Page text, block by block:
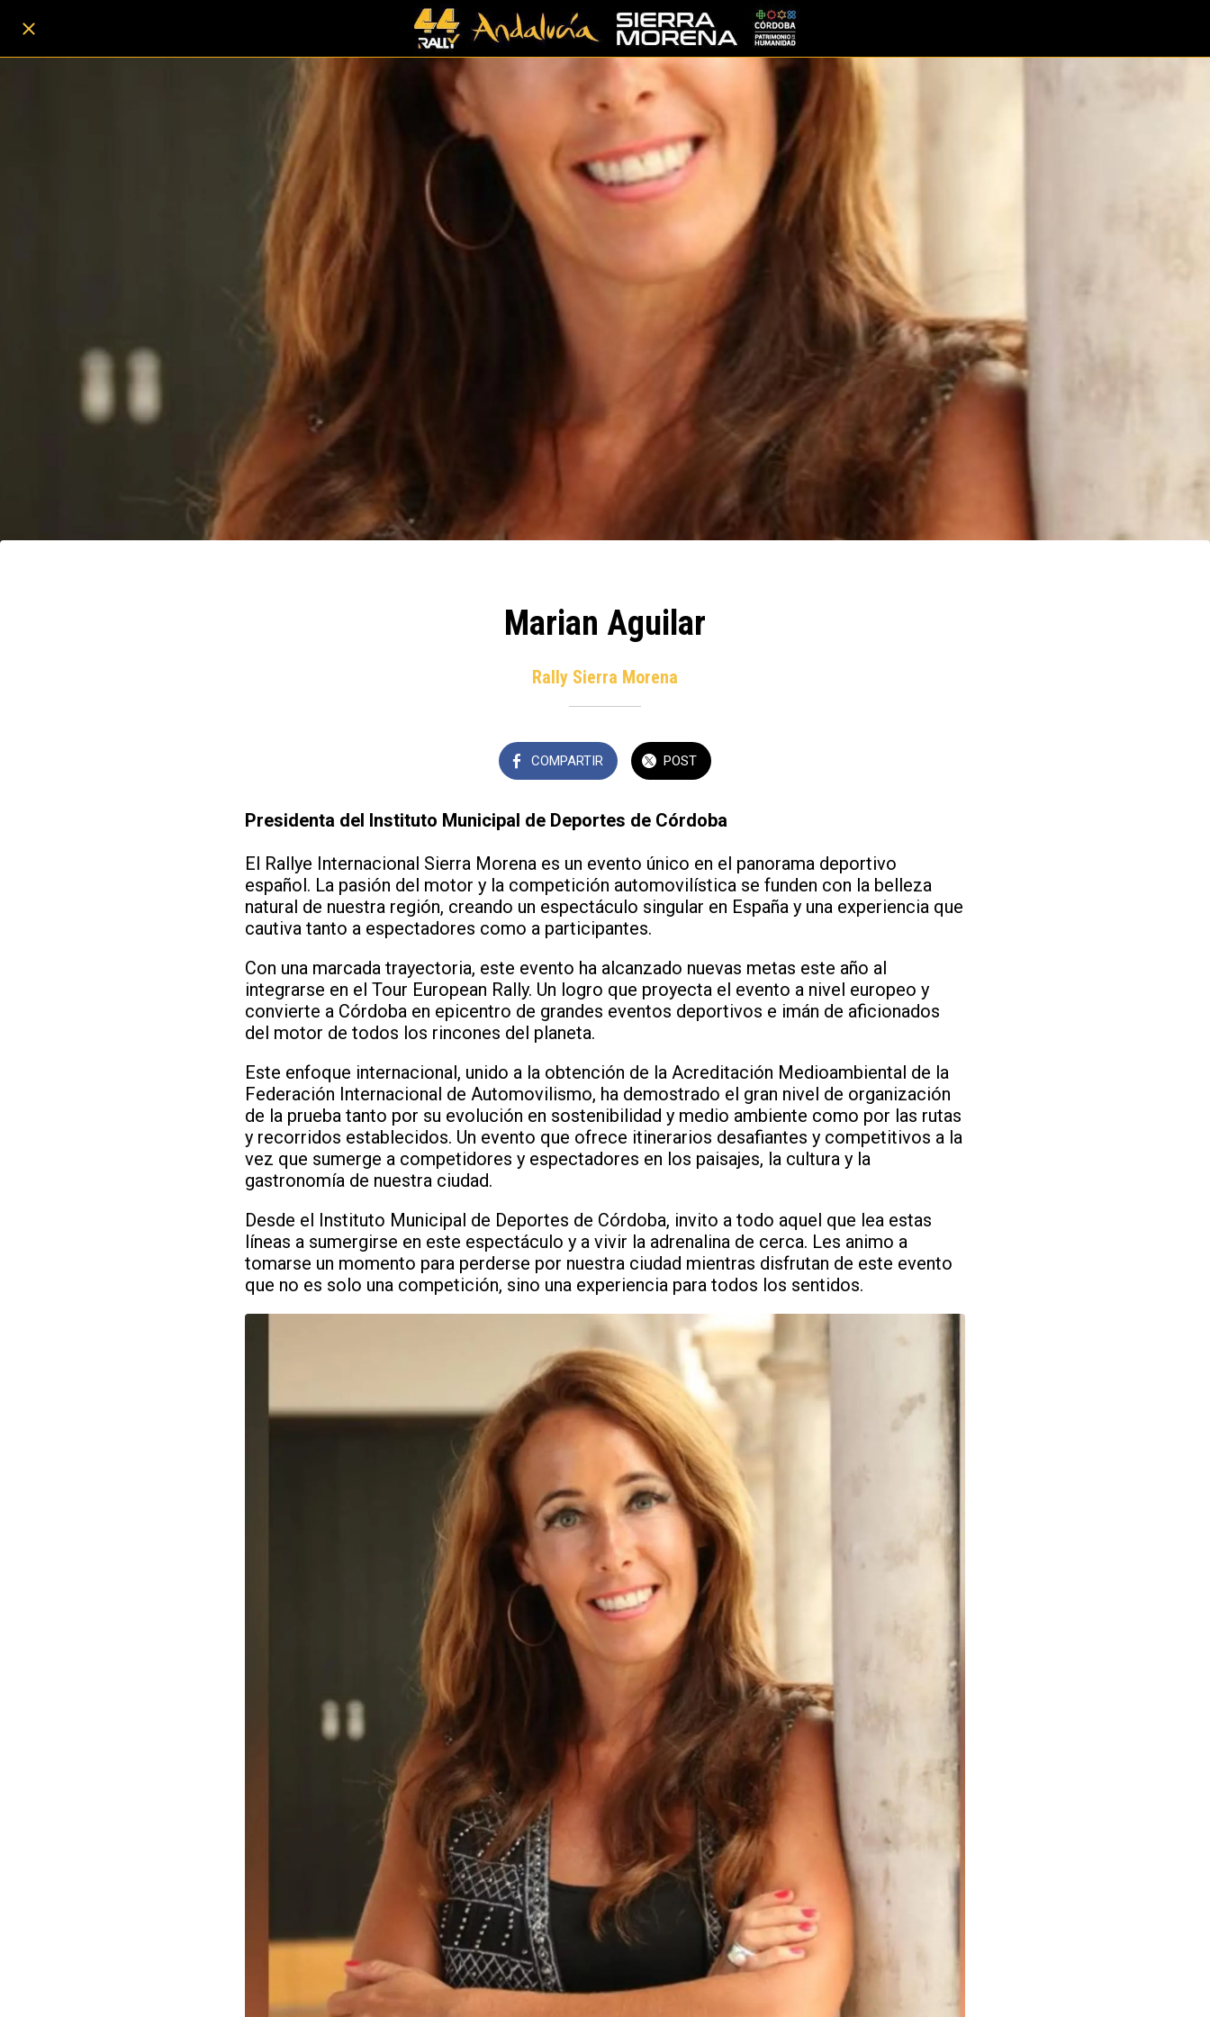
Marian Aguilar
Rally Sierra Morena
COMPARTIR POST
Presidenta del Instituto Municipal de Deportes de Córdoba
El Rallye Internacional Sierra Morena es un evento único en el panorama deportivo
español. La pasión del motor y la competición automovilística se funden con la belleza
natural de nuestra región, creando un espectáculo singular en España y una experiencia que
cautiva tanto a espectadores como a participantes.
Con una marcada trayectoria, este evento ha alcanzado nuevas metas este año al
integrarse en el Tour European Rally. Un logro que proyecta el evento a nivel europeo y
convierte a Córdoba en epicentro de grandes eventos deportivos e imán de aficionados
del motor de todos los rincones del planeta.
Este enfoque internacional, unido a la obtención de la Acreditación Medioambiental de la
Federación Internacional de Automovilismo, ha demostrado el gran nivel de organización
de la prueba tanto por su evolución en sostenibilidad y medio ambiente como por las rutas
y recorridos establecidos. Un evento que ofrece itinerarios desafiantes y competitivos a la
vez que sumerge a competidores y espectadores en los paisajes, la cultura y la
gastronomía de nuestra ciudad.
Desde el Instituto Municipal de Deportes de Córdoba, invito a todo aquel que lea estas
líneas a sumergirse en este espectáculo y a vivir la adrenalina de cerca. Les animo a
tomarse un momento para perderse por nuestra ciudad mientras disfrutan de este evento
que no es solo una competición, sino una experiencia para todos los sentidos.